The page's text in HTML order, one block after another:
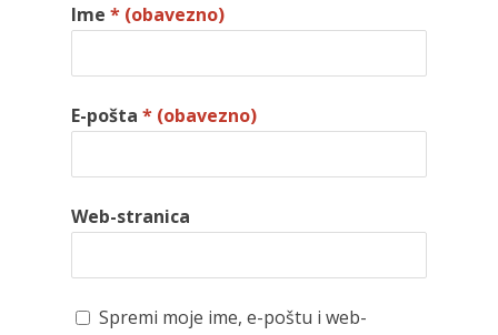
Ime * (obavezno)
E-pošta * (obavezno)
Web-stranica
Spremi moje ime, e-poštu i web-